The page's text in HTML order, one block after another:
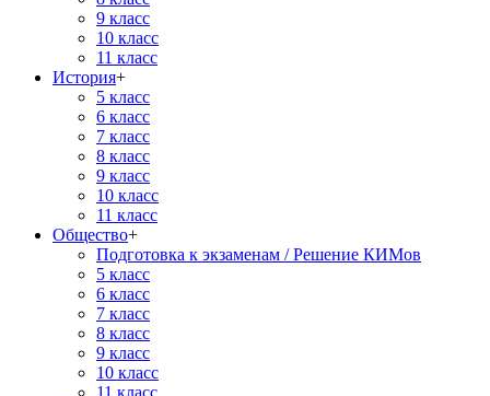
9 класс
10 класс
11 класс
История+
5 класс
6 класс
7 класс
8 класс
9 класс
10 класс
11 класс
Общество+
Подготовка к экзаменам / Решение КИМов
5 класс
6 класс
7 класс
8 класс
9 класс
10 класс
11 класс